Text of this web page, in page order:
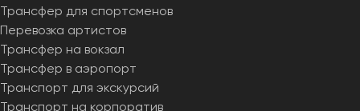
Трансфер для спортсменов
Перевозка артистов
Трансфер на вокзал
Трансфер в аэропорт
Транспорт для экскурсий
Транспорт на корпоратив